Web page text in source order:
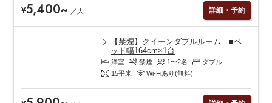
¥5,400~ ／ 人 詳細・予約
【禁煙】クイーンダブルルーム ■ベ
ッド幅164cm×1台
洋室 禁煙 1〜2名
ダブル
15平米 Wi-Fiあり(無料)